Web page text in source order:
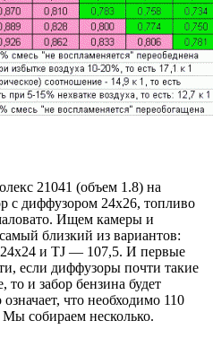
21041 (объем 1.8) на
с диффузором 24х26, топливо
Ищем камеры и
близкий из вариантов:
и TJ — 107,5. И первые
если диффузоры почти такие
и забор бензина будет
что необходимо 110
собираем несколько.